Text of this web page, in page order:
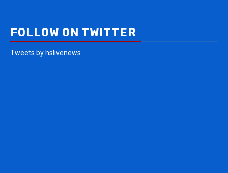
FOLLOW ON TWITTER
Tweets by hslivenews